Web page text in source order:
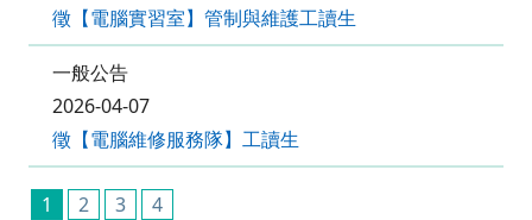
徵【電腦實習室】管制與維護工讀生
一般公告
2026-04-07
徵【電腦維修服務隊】工讀生
1 2 3 4